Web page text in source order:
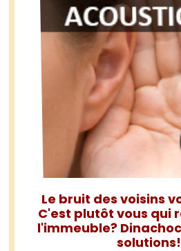
Le bruit des voisins
C'est plutôt vous qui
l'immeuble?
solutions!